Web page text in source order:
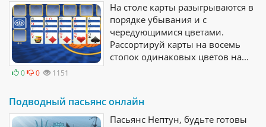
0 0 1151
На столе карты разыгрываются в
порядке убывания и с
чередующимися цветами.
Рассортируй карты на восемь
стопок одинаковых цветов на...
Подводный пасьянс онлайн
Пасьянс Нептун, будьте готовы